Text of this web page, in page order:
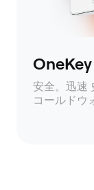
安全。迅速
コールドウ